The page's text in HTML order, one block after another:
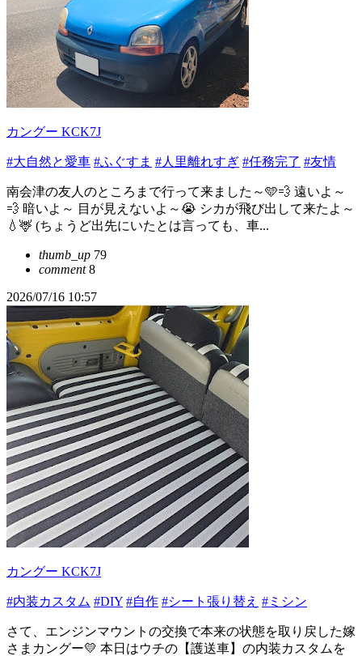
カングー KCK7J
#大自然と愛車 #ふぐすま #人里離れすぎ #任務完了 #友情
南会津の友人のところまで行って来ました～🩵💨 遠いよ～
💨 暗いよ～ 目が見えないよ～😭 シカが飛び出して来たよ～
💧🦌 (ちょうど出先にいたとは言っても、車...
thumb_up 79
comment8
2026/07/16 10:57
カングー KCK7J
#内装カスタム #DIY #自作 #シート張り替え #ミシン
さて、エンジンマウントの交換で本来の状態を取り戻した嫁
さまカングー💛 本日はウチの【護送車】の内装カスタムを